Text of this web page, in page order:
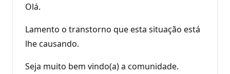
Olá.
Lamento o transtorno que esta situação está
lhe causando.
Seja muito bem vindo(a) a comunidade.